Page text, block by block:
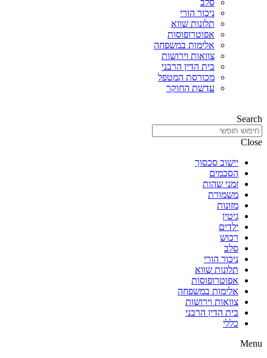
סלב
ניכור הורי
תלונות שווא
אפוטרופוסות
אלימות במשפחה
צוואות וירושות
בית הדין הרבני
מכורסת המטפל
עדשת החוקר
Search
Close
יישוב סכסוך
הסכמים
זמני שהות
משמורת
מזונות
גיטין
ילדים
רכוש
סלב
ניכור הורי
תלונות שווא
אפוטרופוסות
אלימות במשפחה
צוואות וירושות
בית הדין הרבני
כללי
Menu